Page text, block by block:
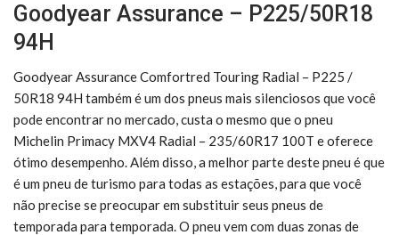
Goodyear Assurance – P225/50R18
94H
Goodyear Assurance Comfortred Touring Radial – P225 /
50R18 94H também é um dos pneus mais silenciosos que você
pode encontrar no mercado, custa o mesmo que o pneu
Michelin Primacy MXV4 Radial – 235/60R17 100T e oferece
ótimo desempenho. Além disso, a melhor parte deste pneu é que
é um pneu de turismo para todas as estações, para que você
não precise se preocupar em substituir seus pneus de
temporada para temporada. O pneu vem com duas zonas de